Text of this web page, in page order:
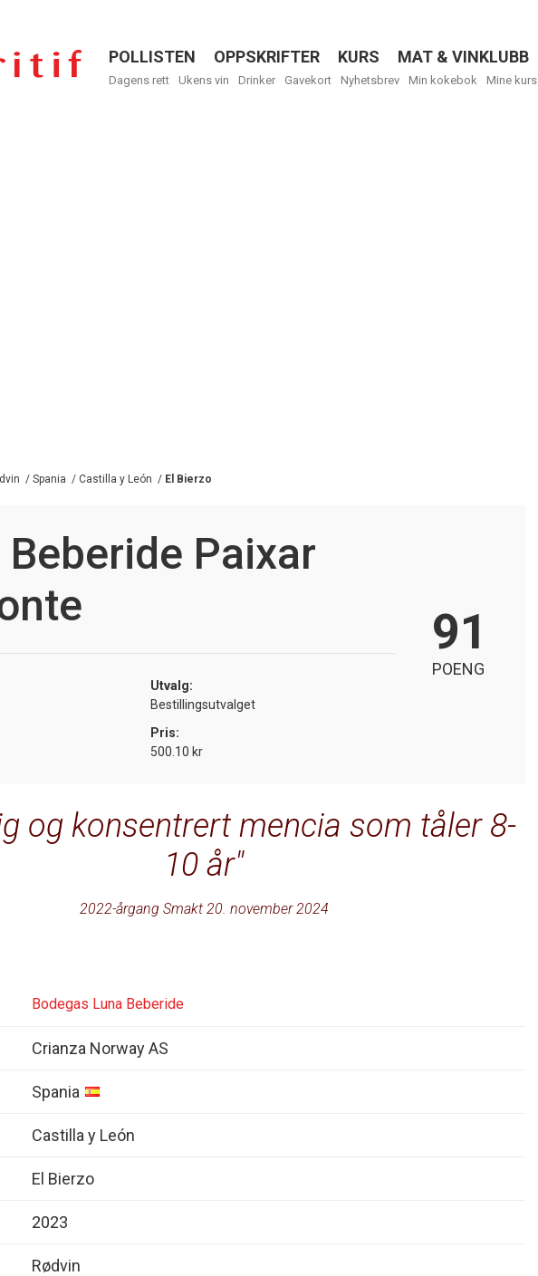
Menu
POLLISTEN OPPSKRIFTER KURS MAT & VINKLUBB
Dagens rett Ukens vin Drinker Gavekort Nyhetsbrev Min kokebok Mine kurs
/ Spania / Castilla y León / El Bierzo
Beberide Paixar
Utvalg:
Bestillingsutvalget
Pris:
500.10 kr
91
POENG
og konsentrert mencia som tåler 8-
10 år
2022-årgang Smakt 20. november 2024
Bodegas Luna Beberide
Crianza Norway AS
Spania
Castilla y León
El Bierzo
2023
Rødvin